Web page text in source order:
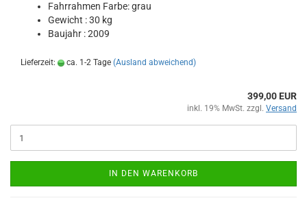
Fahr­rah­men Farbe: grau
Ge­wicht : 30 kg
Bau­jahr : 2009
Lieferzeit: ca. 1-2 Tage (Ausland abweichend)
399,00 EUR
inkl. 19% MwSt. zzgl. Versand
IN DEN WARENKORB